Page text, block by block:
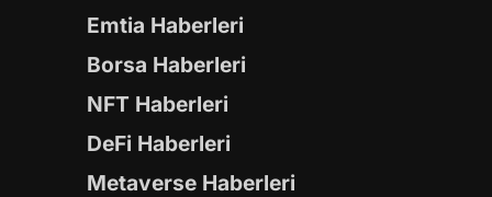
Emtia Haberleri
Borsa Haberleri
NFT Haberleri
DeFi Haberleri
Metaverse Haberleri